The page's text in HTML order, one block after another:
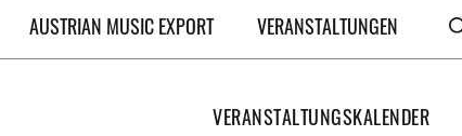
AUSTRIAN MUSIC EXPORT VERANSTALTUNGEN
VERANSTALTUNGSKALENDER